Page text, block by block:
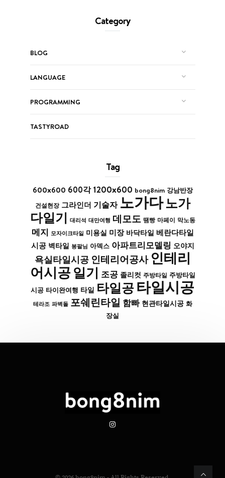
Category
BLOG
LANGUAGE
PROGRAMMING
TASTYROAD
Tag
600x600 600각 1200x600 bong8nim 강남반장
건설현장 그라인더 기술자 노가다노가
다일기 대리석 대만여행 데모도 땜빵 마페이 막노동
메지 모자이크타일 미용실 미장 바닥타일 베란다타일
시공 벽타일 봉팔님 아덱스 아파트리모델링 오야지
욕실타일시공 인테리어공사 인테리
어시공 일기 조공 졸리컷 주방타일 주방타일
시공 타이완여행 타일 타일공타일시공
테라조 파벽돌 포쉐린타일 함빠 현관타일시공 화
장실